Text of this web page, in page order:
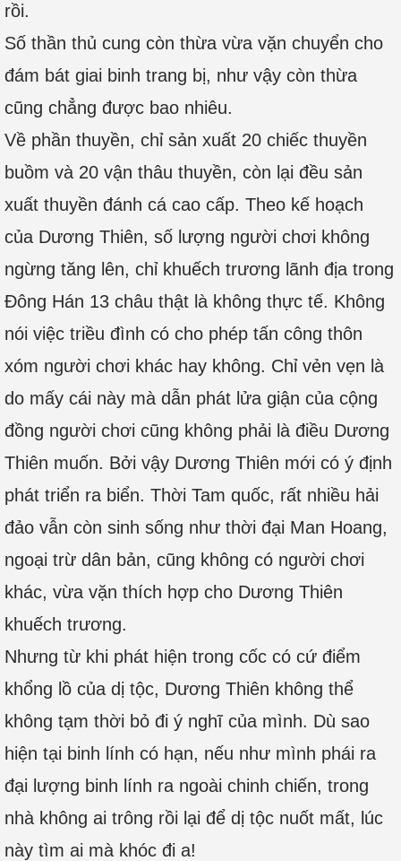
rồi.
Số thần thủ cung còn thừa vừa vặn chuyển cho
đám bát giai binh trang bị, như vậy còn thừa
cũng chẳng được bao nhiêu.
Về phần thuyền, chỉ sản xuất 20 chiếc thuyền
buồm và 20 vận thâu thuyền, còn lại đều sản
xuất thuyền đánh cá cao cấp. Theo kế hoạch
của Dương Thiên, số lượng người chơi không
ngừng tăng lên, chỉ khuếch trương lãnh địa trong
Đông Hán 13 châu thật là không thực tế. Không
nói việc triều đình có cho phép tấn công thôn
xóm người chơi khác hay không. Chỉ vẻn vẹn là
do mấy cái này mà dẫn phát lửa giận của cộng
đồng người chơi cũng không phải là điều Dương
Thiên muốn. Bởi vậy Dương Thiên mới có ý định
phát triển ra biển. Thời Tam quốc, rất nhiều hải
đảo vẫn còn sinh sống như thời đại Man Hoang,
ngoại trừ dân bản, cũng không có người chơi
khác, vừa vặn thích hợp cho Dương Thiên
khuếch trương.
Nhưng từ khi phát hiện trong cốc có cứ điểm
khổng lồ của dị tộc, Dương Thiên không thể
không tạm thời bỏ đi ý nghĩ của mình. Dù sao
hiện tại binh lính có hạn, nếu như mình phái ra
đại lượng binh lính ra ngoài chinh chiến, trong
nhà không ai trông rồi lại để dị tộc nuốt mất, lúc
này tìm ai mà khóc đi a!